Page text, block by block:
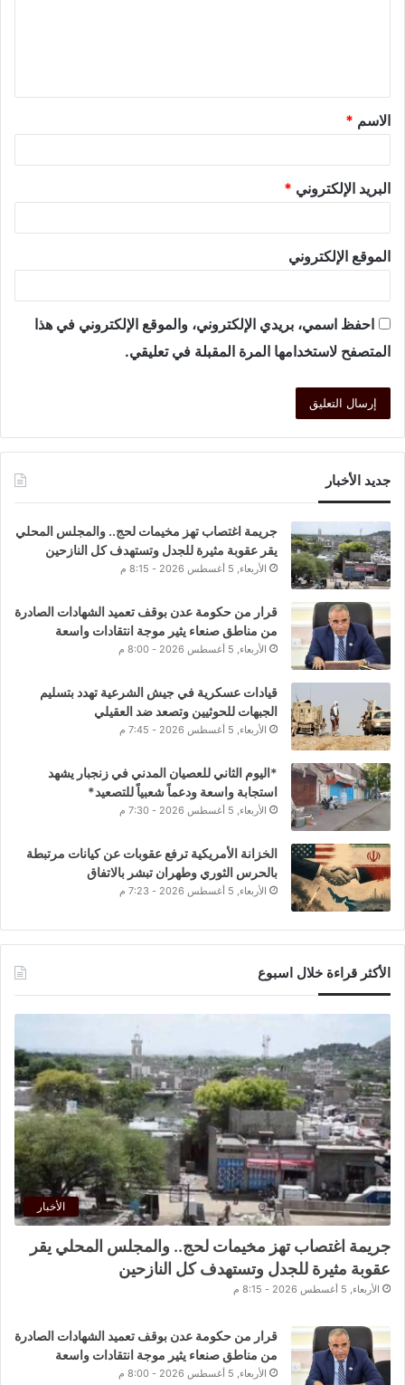
الاسم *
البريد الإلكتروني *
الموقع الإلكتروني
احفظ اسمي، بريدي الإلكتروني، والموقع الإلكتروني في هذا
المتصفح لاستخدامها المرة المقبلة في تعليقي.
جديد الأخبار
جريمة اغتصاب تهز مخيمات لحج.. والمجلس المحلي
يقر عقوبة مثيرة للجدل وتستهدف كل النازحين
الأربعاء, 5 أغسطس 2026 - 8:15 م
قرار من حكومة عدن بوقف تعميد الشهادات الصادرة
من مناطق صنعاء يثير موجة انتقادات واسعة
الأربعاء, 5 أغسطس 2026 - 8:00 م
قيادات عسكرية في جيش الشرعية تهدد بتسليم
الجبهات للحوثيين وتصعد ضد العقيلي
الأربعاء, 5 أغسطس 2026 - 7:45 م
*اليوم الثاني للعصيان المدني في زنجبار يشهد
استجابة واسعة ودعماً شعبياً للتصعيد*
الأربعاء, 5 أغسطس 2026 - 7:30 م
الخزانة الأمريكية ترفع عقوبات عن كيانات مرتبطة
بالحرس الثوري وطهران تبشر بالاتفاق
الأربعاء, 5 أغسطس 2026 - 7:23 م
الأكثر قراءة خلال اسبوع
الأخبار
جريمة اغتصاب تهز مخيمات لحج.. والمجلس المحلي يقر
عقوبة مثيرة للجدل وتستهدف كل النازحين
الأربعاء, 5 أغسطس 2026 - 8:15 م
قرار من حكومة عدن بوقف تعميد الشهادات الصادرة
من مناطق صنعاء يثير موجة انتقادات واسعة
الأربعاء, 5 أغسطس 2026 - 8:00 م